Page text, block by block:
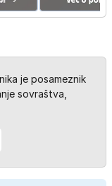
je posameznik
sovraštva,